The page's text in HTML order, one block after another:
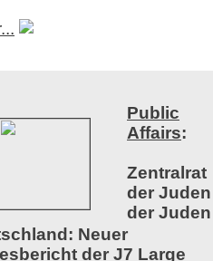
Public
Affairs:
Zentralrat
der Juden
der
Neuer
der J7 Large